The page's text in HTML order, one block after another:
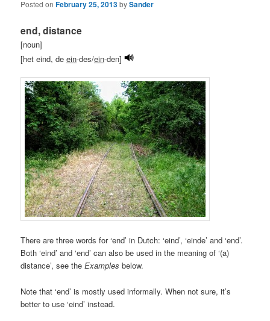
Posted onFebruary 25, 2013bySander
end, distance
[noun]
[het eind, deein-des/ein-den]
There are three words for ‘end’ in Dutch: ‘eind’, ‘einde’ and ‘end’.
Both ‘eind’ and ‘end’ can also be used in the meaning of ‘(a)
distance’, see theExamples below.
Note that ‘end’ is mostly used informally. When not sure, it’s
better to use ‘eind’ instead.